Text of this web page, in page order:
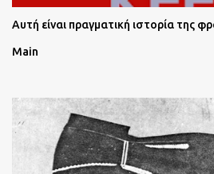
Αυτή είναι πραγματική ιστορία της
Main